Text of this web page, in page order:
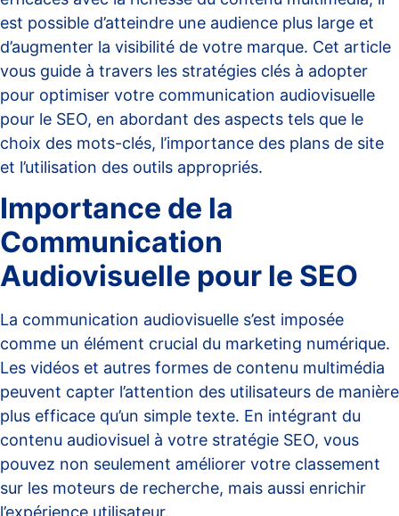
est possible d’atteindre une audience plus large et
d’augmenter la visibilité de votre marque. Cet article
vous guide à travers les stratégies clés à adopter
pour optimiser votre communication audiovisuelle
pour le SEO, en abordant des aspects tels que le
choix des mots-clés, l’importance des plans de site
et l’utilisation des outils appropriés.
Importance de la
Communication
Audiovisuelle pour le SEO
La communication audiovisuelle s’est imposée
comme un élément crucial du marketing numérique.
Les vidéos et autres formes de contenu multimédia
peuvent capter l’attention des utilisateurs de manière
plus efficace qu’un simple texte. En intégrant du
contenu audiovisuel à votre stratégie SEO, vous
pouvez non seulement améliorer votre classement
sur les moteurs de recherche, mais aussi enrichir
l’expérience utilisateur.